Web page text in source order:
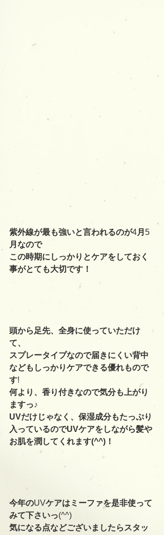
紫外線が最も強いと言われるのが4月 5
月なので
この時期にしっかりとケアをしておく
事がとても大切です！
頭から足先、全身に使っていただけ
て、
スプレータイプなので届きにくい背中
などもしっかりケアできる優れもので
す!
何より、香り付きなので気分も上がり
ますっ♪
UVだけじゃなく、保湿成分もたっぷり
入っているのでUVケアをしながら髪や
お肌を潤してくれます(^^)！
今年のUVケアはミーファを是非使って
みて下さいっ(^^)
気になる点などございましたらスタッ